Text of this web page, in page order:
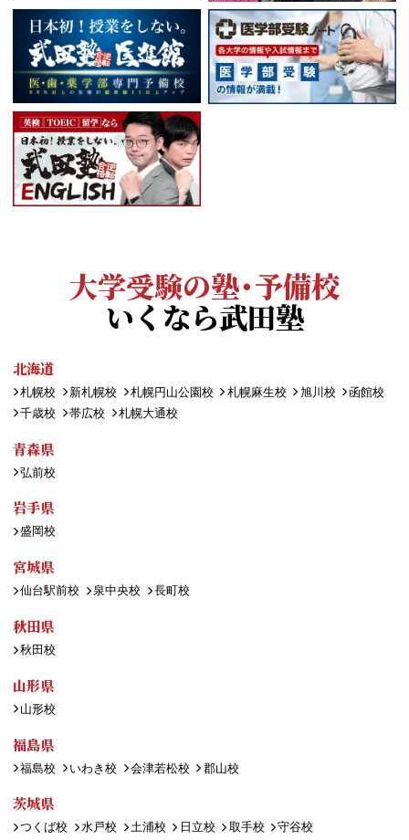
大学受験の塾・予備校
いくなら武田塾
北海道
札幌校 新札幌校 札幌円山公園校 札幌麻生校 旭川校
函館校
千歳校
帯広校 札幌大通校
青森県
弘前校
岩手県
盛岡校
宮城県
仙台駅前校 泉中央校 長町校
秋田県
秋田校
山形県
山形校
福島県
福島校 いわき校 会津若松校 郡山校
茨城県
つくば校 水戸校 土浦校 日立校 取手校
守谷校